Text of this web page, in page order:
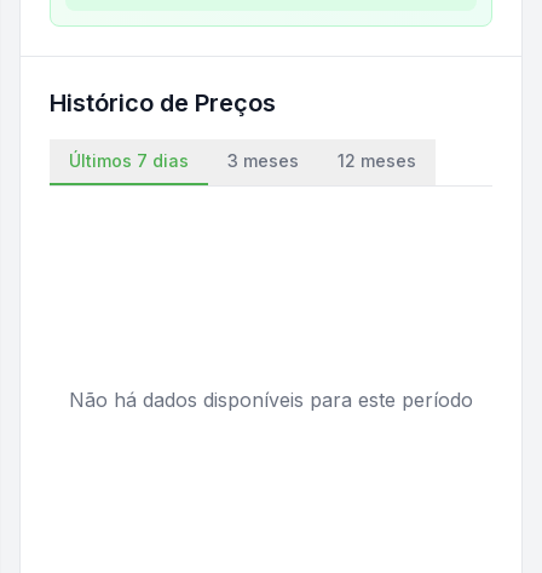
Histórico de Preços
Últimos 7 dias 3 meses 12 meses
Não há dados disponíveis para este período